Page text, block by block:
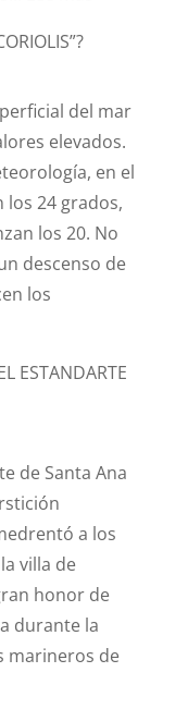
Y
PILLERÍAS
del mar
elevados.
en el
24 grados,
los 20. No
descenso de
los
ESTANDARTE
de Santa Ana
a los
villa de
honor de
durante la
marineros de